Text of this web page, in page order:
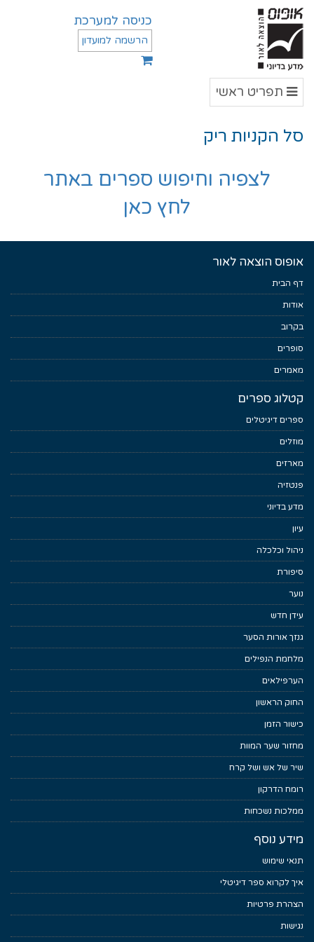
כניסה למערכת
הרשמה למועדון
תפריט
תפריט ראשי
סל הקניות ריק
לצפיה וחיפוש ספרים באתר
לחץ כאן
אופוס הוצאה לאור
דף הבית
אודות
בקרוב
סופרים
מאמרים
קטלוג ספרים
ספרים דיגיטלים
מוזלים
מארזים
פנטזיה
מדע בדיוני
עיון
ניהול וכלכלה
סיפורת
נוער
עידן חדש
גנזך אורות הסער
מלחמת הנפילים
הערפילאים
החוק הראשון
כישור הזמן
מחזור שער המוות
שיר של אש ושל קרח
רומח הדרקון
ממלכות נשכחות
מידע נוסף
תנאי שימוש
איך לקרוא ספר דיגיטלי
הצהרת פרטיות
נגישות